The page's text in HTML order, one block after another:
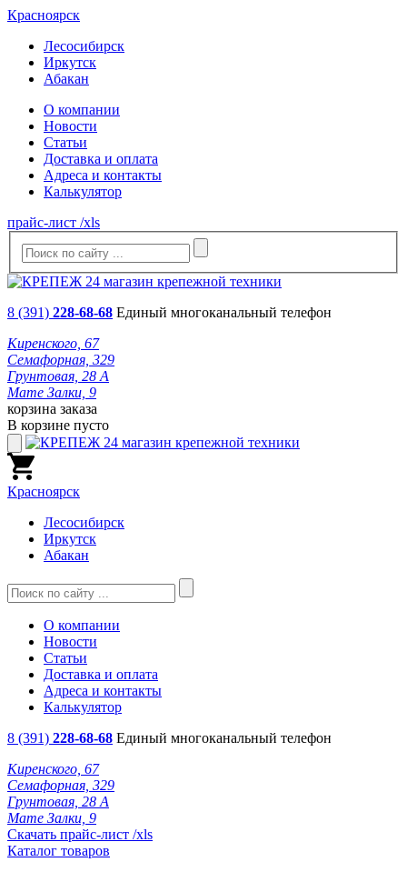
Красноярск
Лесосибирск
Иркутск
Абакан
О компании
Новости
Статьи
Доставка и оплата
Адреса и контакты
Калькулятор
прайс-лист /xls
8 (391) 228-68-68 Единый многоканальный телефон
Киренского, 67
Семафорная, 329
Грунтовая, 28 А
Мате Залки, 9
корзина заказа
В корзине пусто
Красноярск
Лесосибирск
Иркутск
Абакан
О компании
Новости
Статьи
Доставка и оплата
Адреса и контакты
Калькулятор
8 (391) 228-68-68 Единый многоканальный телефон
Киренского, 67
Семафорная, 329
Грунтовая, 28 А
Мате Залки, 9
Скачать прайс-лист /xls
Каталог товаров